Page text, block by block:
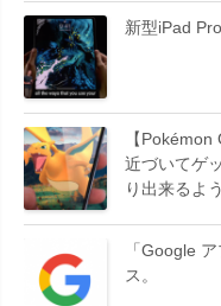
新型iPad
【
近づいてゲ
り出来るよ
「Google
ス。